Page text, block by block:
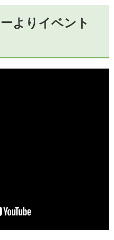
よりイベント